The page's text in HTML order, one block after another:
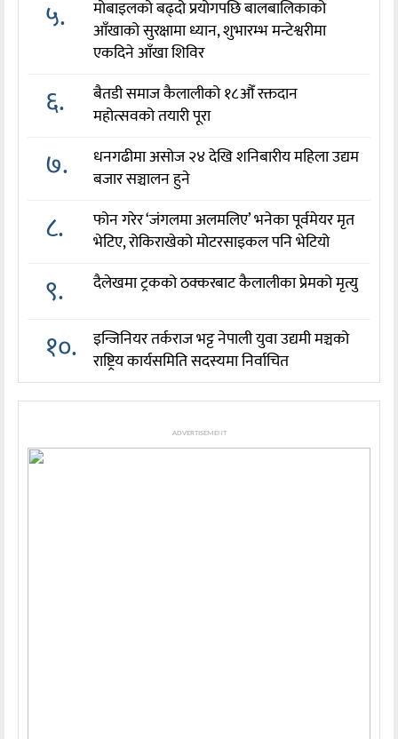
५.
मोबाइलको बढ्दो प्रयोगपछि बालबालिकाको
आँखाको सुरक्षामा ध्यान, शुभारम्भ मन्टेश्वरीमा
एकदिने आँखा शिविर
६.
बैतडी समाज कैलालीको १८औँ रक्तदान
महोत्सवको तयारी पूरा
७.
धनगढीमा असोज २४ देखि शनिबारीय महिला उद्यम
बजार सञ्चालन हुने
८.
फोन गरेर ‘जंगलमा अलमलिए’ भनेका पूर्वमेयर मृत
भेटिए, रोकिराखेको मोटरसाइकल पनि भेटियो
९. दैलेखमा ट्रकको ठक्करबाट कैलालीका प्रेमको मृत्यु
१०.
इन्जिनियर तर्कराज भट्ट नेपाली युवा उद्यमी मञ्चको
राष्ट्रिय कार्यसमिति सदस्यमा निर्वाचित
ADVERTISEMENT